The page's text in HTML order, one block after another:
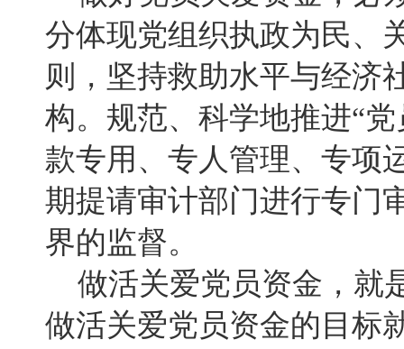
分体现党组织执政为民、
则，坚持救助水平与经济
构。规范、科学地推进“
款专用、专人管理、专项
期提请审计部门进行专门
界的监督。
做活关爱党员资金，就
做活关爱党员资金的目标